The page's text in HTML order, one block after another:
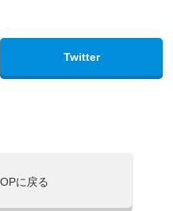
Twitter
に戻る